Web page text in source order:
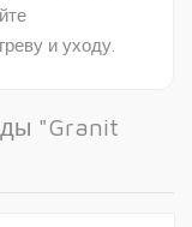
и уходу.
"Granit